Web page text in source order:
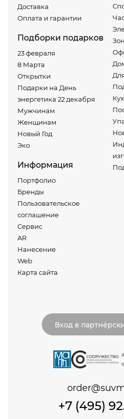
Доставка
Оплата и гарантии
Подборки подарков
23 февраля
8 Марта
Открытки
Подарки на День
энергетика 22 декабря
Мужчинам
Женщинам
Новый Год
Эко
Информация
Портфолио
Бренды
Пользовательское
соглашение
Сервис
AR
Нанесение
Web
Карта сайта
Вход в
+7 (495)